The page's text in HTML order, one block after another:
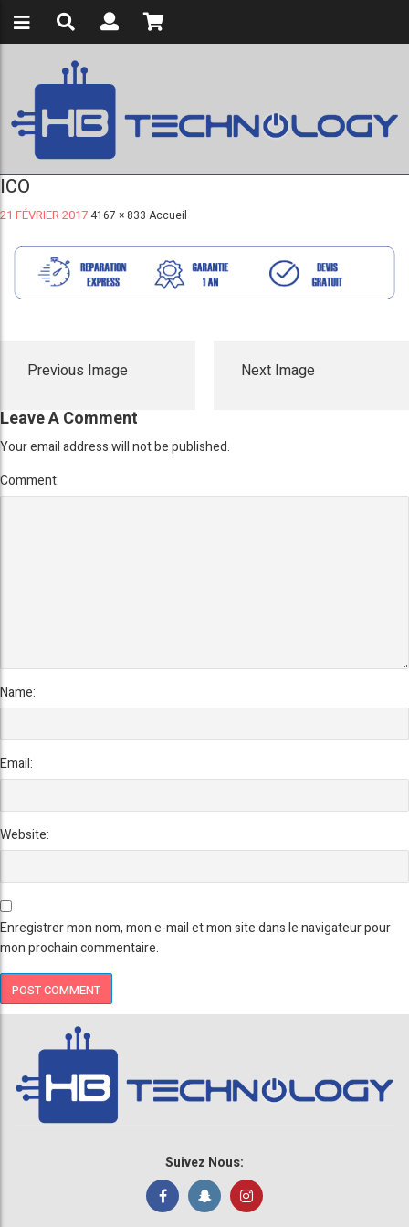
ICO
21 FÉVRIER 2017 4167 × 833 Accueil
Previous Image Next Image
Leave A Comment
Your email address will not be published.
Comment:
Name:
Email:
Website:
Enregistrer mon nom, mon e-mail et mon site dans le navigateur pour
mon prochain commentaire.
Suivez Nous: